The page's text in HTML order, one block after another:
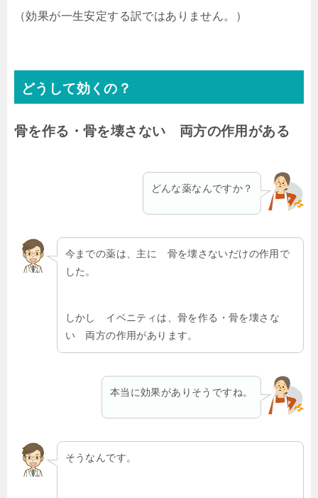
（効果が一生安定する訳ではありません。）
どうして効くの？
骨を作る・骨を壊さない 両方の作用がある
どんな薬なんですか？
今までの薬は、主に 骨を壊さないだけの作用で
した。
しかし イベニティは、骨を作る・骨を壊さな
い 両方の作用があります。
本当に効果がありそうですね。
そうなんです。